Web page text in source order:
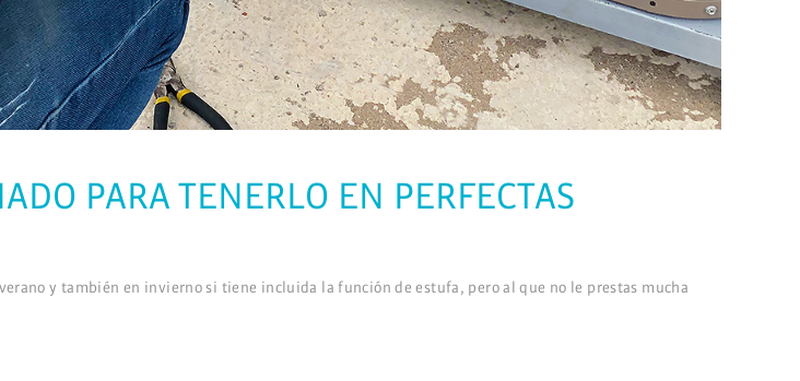
PARA TENERLO EN PERFECTAS
y también en invierno si tiene incluida la función de estufa, pero al que no le prestas mucha